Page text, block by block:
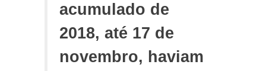
acumulado de
2018, até 17 de
novembro, haviam